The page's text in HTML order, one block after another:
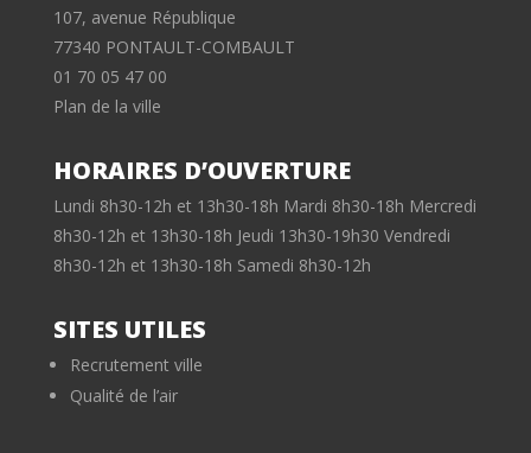
107, avenue République
77340 PONTAULT-COMBAULT
01 70 05 47 00
Plan de la ville
HORAIRES D’OUVERTURE
Lundi 8h30-12h et 13h30-18h Mardi 8h30-18h Mercredi
8h30-12h et 13h30-18h Jeudi 13h30-19h30 Vendredi
8h30-12h et 13h30-18h Samedi 8h30-12h
SITES UTILES
Recrutement ville
Qualité de l’air